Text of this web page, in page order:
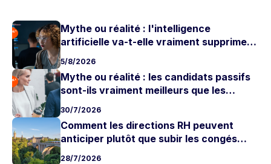
Mythe ou réalité : l'intelligence
artificielle va-t-elle vraiment supprimer
les postes juniors ?
5/8/2026
Mythe ou réalité : les candidats passifs
sont-ils vraiment meilleurs que les
candidats actifs ?
30/7/2026
Comment les directions RH peuvent
anticiper plutôt que subir les congés
d'été
28/7/2026